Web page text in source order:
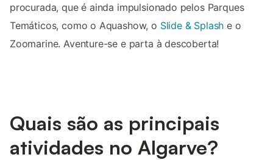
procurada, que é ainda impulsionado pelos Parques
Temáticos, como o Aquashow, o Slide & Splash e o
Zoomarine. Aventure-se e parta à descoberta!
Quais são as principais
atividades no Algarve?